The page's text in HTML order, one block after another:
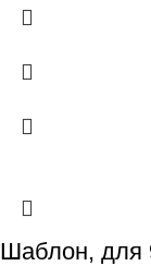
Шаблон, для